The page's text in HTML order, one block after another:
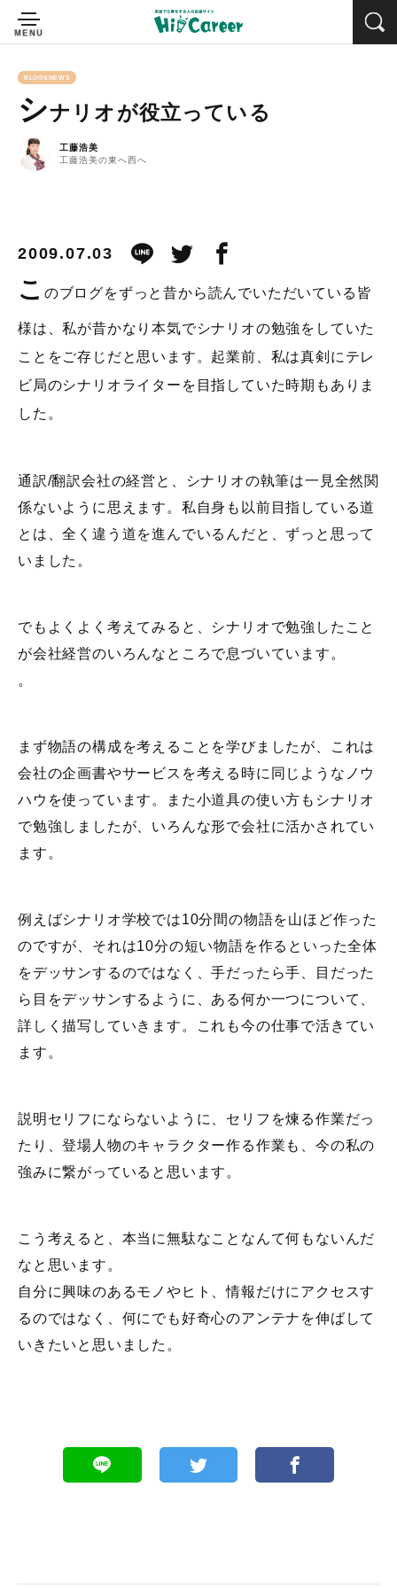
BLOG&NEWS
シナリオが役立っている
工藤浩美
工藤浩美の東へ西へ
2009.07.03
こ のブログをずっと昔から読んでいただいている皆
様は、私が昔かなり本気でシナリオの勉強をしていた
ことをご存じだと思います。起業前、私は真剣にテレ
ビ局のシナリオライターを目指していた時期もありま
した。
通訳/翻訳会社の経営と、シナリオの執筆は一見全然関
係ないように思えます。私自身も以前目指している道
とは、全く違う道を進んでいるんだと、ずっと思って
いました。
でもよくよく考えてみると、シナリオで勉強したこと
が会社経営のいろんなところで息づいています。
。
まず物語の構成を考えることを学びましたが、これは
会社の企画書やサービスを考える時に同じようなノウ
ハウを使っています。また小道具の使い方もシナリオ
で勉強しましたが、いろんな形で会社に活かされてい
ます。
例えばシナリオ学校では10分間の物語を山ほど作った
のですが、それは10分の短い物語を作るといった全体
をデッサンするのではなく、手だったら手、目だった
ら目をデッサンするように、ある何か一つについて、
詳しく描写していきます。これも今の仕事で活きてい
ます。
説明セリフにならないように、セリフを煉る作業だっ
たり、登場人物のキャラクター作る作業も、今の私の
強みに繋がっていると思います。
こう考えると、本当に無駄なことなんて何もないんだ
なと思います。
自分に興味のあるモノやヒト、情報だけにアクセスす
るのではなく、何にでも好奇心のアンテナを伸ばして
いきたいと思いました。